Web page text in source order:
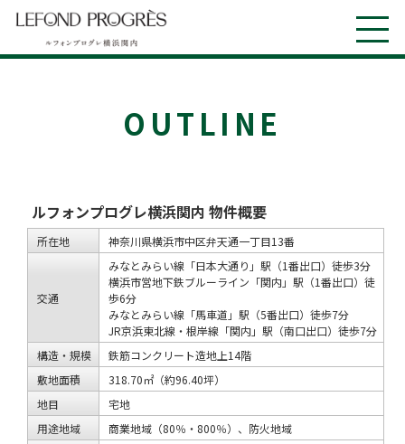
OUTLINE
ルフォンプログレ横浜関内 物件概要
所在地 神奈川県横浜市中区弁天通一丁目13番
交通
みなとみらい線「日本大通り」駅（1番出口）徒歩3分
横浜市営地下鉄ブルーライン「関内」駅（1番出口）徒
歩6分
みなとみらい線「馬車道」駅（5番出口）徒歩7分
JR京浜東北線・根岸線「関内」駅（南口出口）徒歩7分
構造・規模
鉄筋コンクリート造地上14階
敷地面積
318.70㎡（約96.40坪）
地目
宅地
用途地域
商業地域（80％・800％）、防火地域